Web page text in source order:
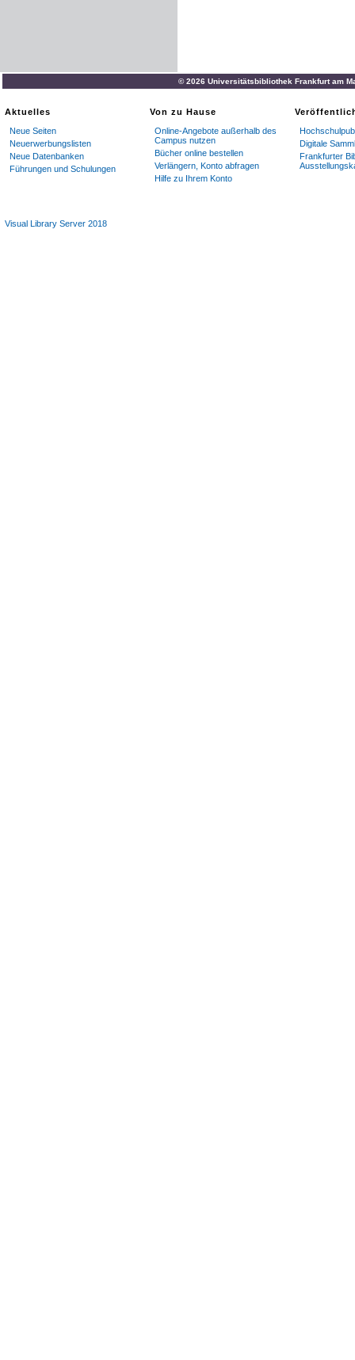
© 2026 Universitätsbibliothek Frankfurt am
Aktuelles
Neue Seiten
Neuerwerbungslisten
Neue Datenbanken
Führungen und Schulungen
Von zu Hause
Online-Angebote außerhalb des
Campus nutzen
Bücher online bestellen
Verlängern, Konto abfragen
Hilfe zu Ihrem Konto
Digitale
Frankfurter
Visual Library Server 2018